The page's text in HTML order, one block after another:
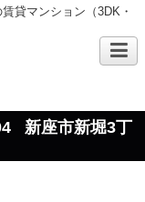
貸マンション（3DK・
新座市新堀3丁